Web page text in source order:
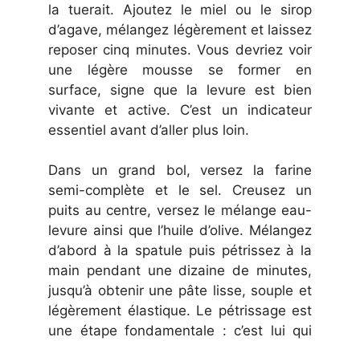
la tuerait. Ajoutez le miel ou le sirop
d’agave, mélangez légèrement et laissez
reposer cinq minutes. Vous devriez voir
une légère mousse se former en
surface, signe que la levure est bien
vivante et active. C’est un indicateur
essentiel avant d’aller plus loin.
Dans un grand bol, versez la farine
semi-complète et le sel. Creusez un
puits au centre, versez le mélange eau-
levure ainsi que l’huile d’olive. Mélangez
d’abord à la spatule puis pétrissez à la
main pendant une dizaine de minutes,
jusqu’à obtenir une pâte lisse, souple et
légèrement élastique. Le pétrissage est
une étape fondamentale : c’est lui qui